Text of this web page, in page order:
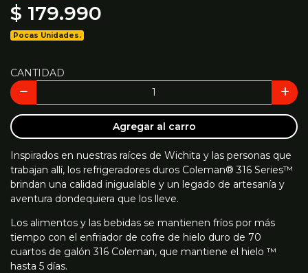
$ 179.990
Pocas Unidades.
CANTIDAD
Agregar al carro
Inspirados en nuestras raíces de Wichita y las personas que
trabajan allí, los refrigeradores duros Coleman® 316 Series™
brindan una calidad inigualable y un legado de artesanía y
aventura dondequiera que los lleve.
Los alimentos y las bebidas se mantienen fríos por más
tiempo con el enfriador de cofre de hielo duro de 70
cuartos de galón 316 Coleman, que mantiene el hielo ™
hasta 5 días.